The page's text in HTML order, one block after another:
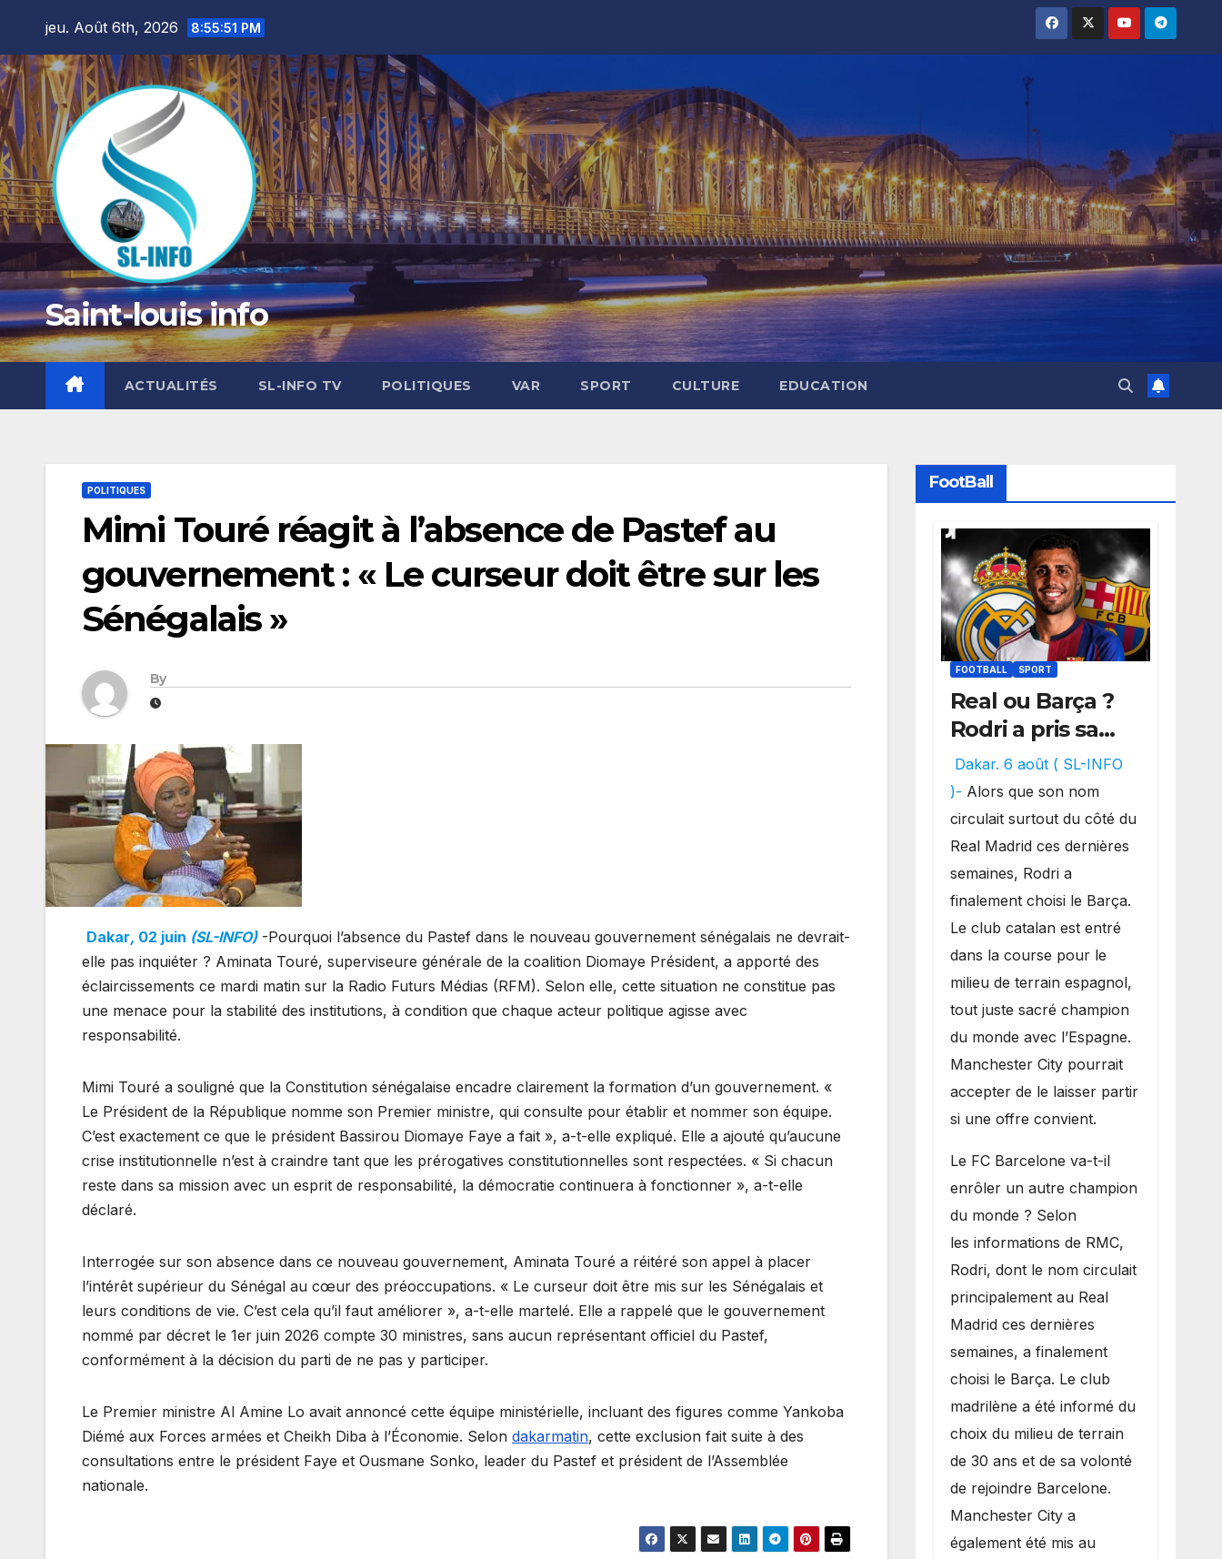
content
jeu. Août 6th, 2026 8:55:52 PM
Saint-louis info
ACTUALITÉS SL-INFO TV POLITIQUES VAR SPORT CULTURE EDUCATION
POLITIQUES
Mimi Touré réagit à l’absence de Pastef au
gouvernement : « Le curseur doit être sur les
Sénégalais »
By
Dakar, 02 juin (SL-INFO) -Pourquoi l’absence du Pastef dans le nouveau gouvernement sénégalais ne devrait-
elle pas inquiéter ? Aminata Touré, superviseure générale de la coalition Diomaye Président, a apporté des
éclaircissements ce mardi matin sur la Radio Futurs Médias (RFM). Selon elle, cette situation ne constitue pas
une menace pour la stabilité des institutions, à condition que chaque acteur politique agisse avec
responsabilité.
Mimi Touré a souligné que la Constitution sénégalaise encadre clairement la formation d’un gouvernement. «
Le Président de la République nomme son Premier ministre, qui consulte pour établir et nommer son équipe.
C’est exactement ce que le président Bassirou Diomaye Faye a fait », a-t-elle expliqué. Elle a ajouté qu’aucune
crise institutionnelle n’est à craindre tant que les prérogatives constitutionnelles sont respectées. « Si chacun
reste dans sa mission avec un esprit de responsabilité, la démocratie continuera à fonctionner », a-t-elle
déclaré.
Interrogée sur son absence dans ce nouveau gouvernement, Aminata Touré a réitéré son appel à placer
l’intérêt supérieur du Sénégal au cœur des préoccupations. « Le curseur doit être mis sur les Sénégalais et
leurs conditions de vie. C’est cela qu’il faut améliorer », a-t-elle martelé. Elle a rappelé que le gouvernement
nommé par décret le 1er juin 2026 compte 30 ministres, sans aucun représentant officiel du Pastef,
conformément à la décision du parti de ne pas y participer.
Le Premier ministre Al Amine Lo avait annoncé cette équipe ministérielle, incluant des figures comme Yankoba
Diémé aux Forces armées et Cheikh Diba à l’Économie. Selon dakarmatin, cette exclusion fait suite à des
consultations entre le président Faye et Ousmane Sonko, leader du Pastef et président de l’Assemblée
nationale.
FootBall
FOOTBALL SPORT
Real ou Barça ?
Rodri a pris sa
décision, un
choix qui
pourrait faire
grand bruit sur
le marché des
transferts.
Dakar. 6 août ( SL-INFO
)- Alors que son nom
circulait surtout du côté du
Real Madrid ces dernières
semaines, Rodri a
finalement choisi le Barça.
Le club catalan est entré
dans la course pour le
milieu de terrain espagnol,
tout juste sacré champion
du monde avec l’Espagne.
Manchester City pourrait
accepter de le laisser partir
si une offre convient.
​Le FC Barcelone va-t-il
enrôler un autre champion
du monde ? Selon
les informations de RMC,
Rodri, dont le nom circulait
principalement au Real
Madrid ces dernières
semaines, a finalement
choisi le Barça. Le club
madrilène a été informé du
choix du milieu de terrain
de 30 ans et de sa volonté
de rejoindre Barcelone.
Manchester City a
également été mis au